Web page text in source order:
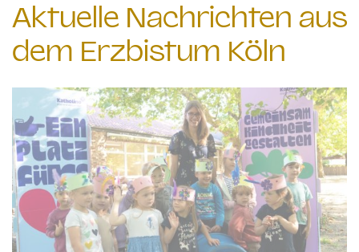
Aktuelle Nachrichten aus
dem Erzbistum Köln